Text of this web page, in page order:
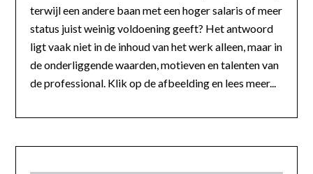
terwijl een andere baan met een hoger salaris of meer
status juist weinig voldoening geeft? Het antwoord
ligt vaak niet in de inhoud van het werk alleen, maar in
de onderliggende waarden, motieven en talenten van
de professional. Klik op de afbeelding en lees meer...